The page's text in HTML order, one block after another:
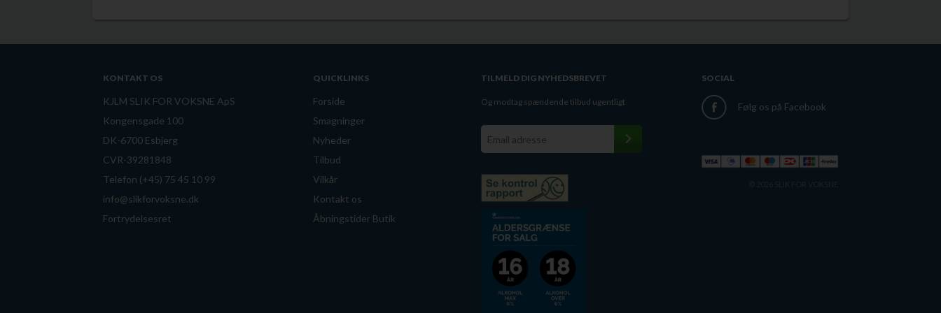
QUICKLINKS
Forside
Smagninger
Nyheder
Tilbud
Vilkår
Kontakt os
Åbningstider Butik
KONTAKT OS
KJLM SLIK FOR VOKSNE ApS
Kongensgade 100
DK-6700 Esbjerg
CVR-39281848
Telefon (+45) 75 45 10 99
info@slikforvoksne.dk
Fortrydelsesret
TILMELD DIG NYHEDSBREVET
Og modtag spændende tilbud ugentligt
SOCIAL
Følg os på Facebook